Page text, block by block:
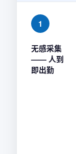
1
无感采集
—— 人到
即出勤